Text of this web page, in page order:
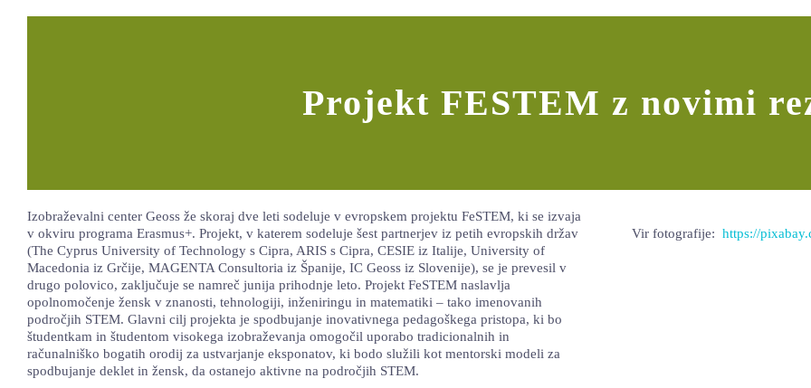
Projekt FESTEM z novimi
Izobraževalni center Geoss že skoraj dve leti sodeluje v evropskem projektu FeSTEM, ki se izvaja
v okviru programa Erasmus+. Projekt, v katerem sodeluje šest partnerjev iz petih evropskih držav
(The Cyprus University of Technology s Cipra, ARIS s Cipra, CESIE iz Italije, University of
Macedonia iz Grčije, MAGENTA Consultoria iz Španije, IC Geoss iz Slovenije), se je prevesil v
drugo polovico, zaključuje se namreč junija prihodnje leto. Projekt FeSTEM naslavlja
opolnomočenje žensk v znanosti, tehnologiji, inženiringu in matematiki – tako imenovanih
področjih STEM. Glavni cilj projekta je spodbujanje inovativnega pedagoškega pristopa, ki bo
študentkam in študentom visokega izobraževanja omogočil uporabo tradicionalnih in
računalniško bogatih orodij za ustvarjanje eksponatov, ki bodo služili kot mentorski modeli za
spodbujanje deklet in žensk, da ostanejo aktivne na področjih STEM.
Vir fotografije: https://